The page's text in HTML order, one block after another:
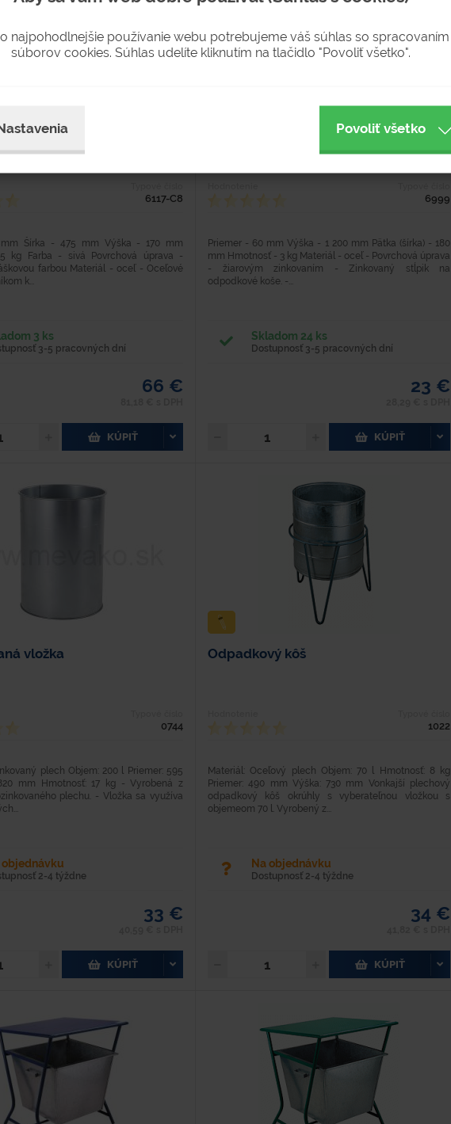
- sivé
6117-C8
Šírka - 475 mm Výška - 170 mm
kg Farba - sivá Povrchová úprava -
farbou Materiál - oceľ - Oceľové
k...
3 ks
3-5 pracovných dní
66 €
KÚPIŤ
6999
Priemer - 60 mm Výška - 1 200 mm Pätka (šírka) - 180
mm Hmotnosť - 3 kg Materiál - oceľ - Povrchová úprava
- žiarovým zinkovaním - Zinkovaný stĺpik na
odpodkové koše. -...
Skladom 24 ks
Dostupnosť 3-5 pracovných dní
23 €
KÚPIŤ
vložka
0744
plech Objem: 200 l Priemer: 595
mm Hmotnosť: 17 kg - Vyrobená z
plechu. - Vložka sa využíva
objednávku
2-4 týždne
33 €
KÚPIŤ
Odpadkový kôš
1022
Materiál: Oceľový plech Objem: 70 l Hmotnosť: 8 kg
Priemer: 490 mm Výška: 730 mm Vonkajší plechový
odpadkový kôš okrúhly s vyberateľnou vložkou s
objemeom 70 l. Vyrobený z...
Na objednávku
Dostupnosť 2-4 týždne
34 €
KÚPIŤ
najpohodlnejšie používanie webu potrebujeme váš súhlas so spracovaním
súborov cookies. Súhlas udelíte kliknutím na tlačidlo "Povoliť všetko".
Povoliť všetko